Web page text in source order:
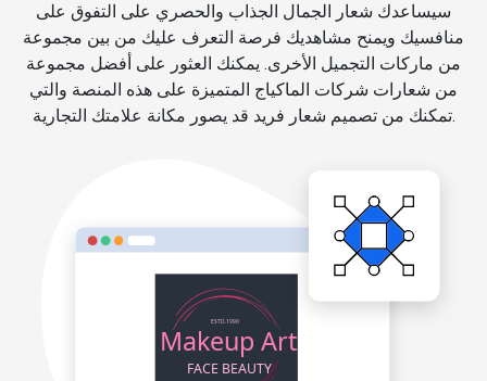
سيساعدك شعار الجمال الجذاب والحصري على التفوق على
منافسيك ويمنح مشاهديك فرصة التعرف عليك من بين مجموعة
من ماركات التجميل الأخرى. يمكنك العثور على أفضل مجموعة
من شعارات شركات الماكياج المتميزة على هذه المنصة والتي
تمكنك من تصميم شعار فريد قد يصور مكانة علامتك التجارية.